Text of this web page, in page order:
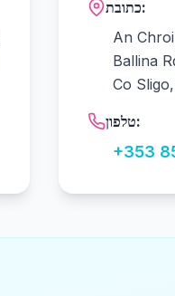
כתובת:
An
Ballina
Co
טלפון:
+353